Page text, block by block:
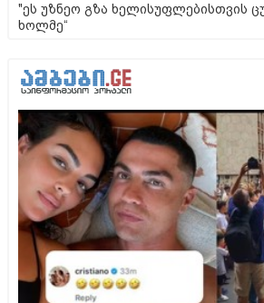
"ეს უზნეო გზა ხელისუფლებისთვის
ხოლმე“